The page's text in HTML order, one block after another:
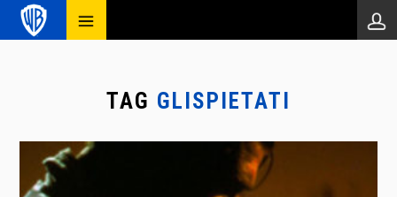
TAG GLISPIETATI